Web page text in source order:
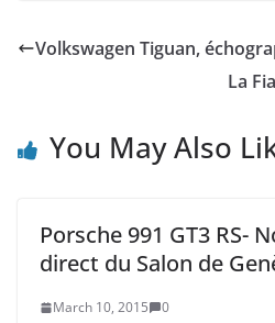
Volkswagen Tiguan,
La
You May Also
Porsche 991 GT3 RS-
direct du Salon de
March 10, 2015 0